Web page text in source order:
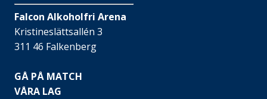
Falcon Alkoholfri Arena
Kristineslättsallén 3
311 46 Falkenberg
GÅ PÅ MATCH
VÅRA LAG